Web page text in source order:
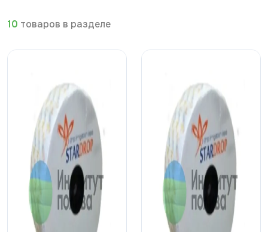
10 товаров в разделе